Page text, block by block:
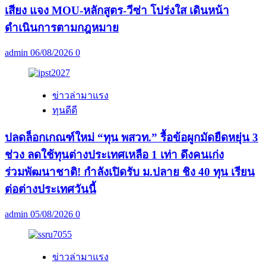
เสียง แจง MOU-หลักสูตร-วีซ่า โปร่งใส เดินหน้า
ดำเนินการตามกฎหมาย
admin 06/08/2026 0
ข่าวล่ามาแรง
ทุนดีดี
ปลดล็อกเกณฑ์ใหม่ “ทุน พสวท.” รื้อข้อผูกมัดยืดหยุ่น 3
ช่วง ลดใช้ทุนต่างประเทศเหลือ 1 เท่า ดึงคนเก่ง
ร่วมพัฒนาชาติ! กำลังเปิดรับ ม.ปลาย ชิง 40 ทุน เรียน
ต่อต่างประเทศวันนี้
admin 05/08/2026 0
ข่าวล่ามาแรง